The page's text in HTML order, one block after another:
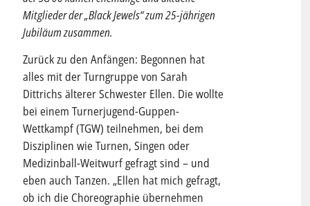
Mitglieder der „Black Jewels“ zum 25-jährigen
Jubiläum zusammen.
Zurück zu den Anfängen: Begonnen hat
alles mit der Turngruppe von Sarah
Dittrichs älterer Schwester Ellen. Die wollte
bei einem Turnerjugend-Guppen-
Wettkampf (TGW) teilnehmen, bei dem
Disziplinen wie Turnen, Singen oder
Medizinball-Weitwurf gefragt sind – und
eben auch Tanzen. „Ellen hat mich gefragt,
ob ich die Choreographie übernehmen